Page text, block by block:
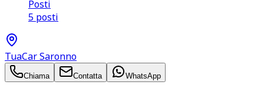
Posti
5 posti
TuaCar Saronno
Chiama Contatta WhatsApp